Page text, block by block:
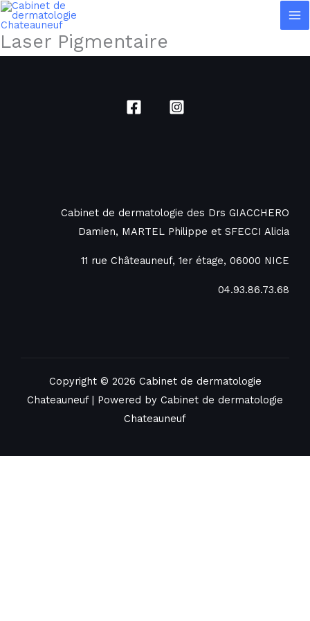
Aller
au
contenu
Laser Pigmentaire
Cabinet de dermatologie des Drs GIACCHERO
Damien, MARTEL Philippe et SFECCI Alicia
11 rue Châteauneuf, 1er étage, 06000 NICE
04.93.86.73.68
Copyright © 2026 Cabinet de dermatologie
Chateauneuf | Powered by Cabinet de dermatologie
Chateauneuf